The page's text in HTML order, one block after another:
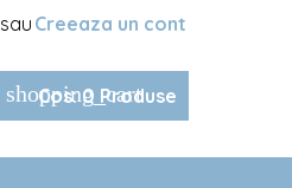
sau Creeaza un cont
shopping_cart
Cos: 0 Produse